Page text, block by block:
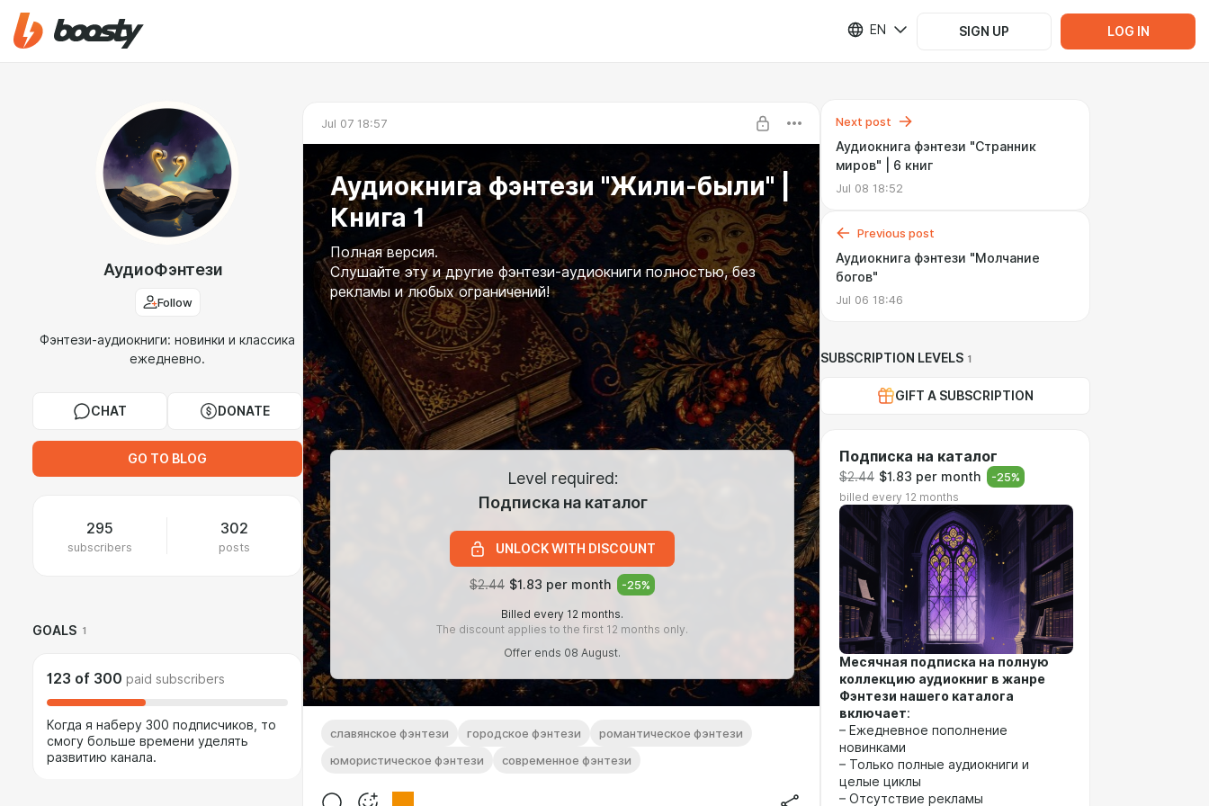
EN SIGN UP LOG IN
АудиоФэнтези
Follow
Фэнтези-аудиокниги: новинки и классика
ежедневно.
CHAT DONATE
GO TO BLOG
295
subscribers
302
posts
GOALS 1
123 of 300 paid subscribers
Когда я наберу 300 подписчиков, то
смогу больше времени уделять
развитию канала.
Jul 07 18:57
Аудиокнига фэнтези "Жили-были" |
Книга 1
Полная версия.
Слушайте эту и другие фэнтези-аудиокниги полностью, без
рекламы и любых ограничений!
Level required:
Подписка на каталог
UNLOCK WITH DISCOUNT
$2.44 $1.83 per month -25%
Billed every 12 months.
The discount applies to the first 12 months only.
Offer ends 08 August.
славянское фэнтези городское фэнтези
романтическое фэнтези
юмористическое фэнтези
современное фэнтези
Next post
Аудиокнига фэнтези "Странник
миров" | 6 книг
Jul 08 18:52
Previous post
Аудиокнига фэнтези "Молчание
богов"
Jul 06 18:46
SUBSCRIPTION LEVELS 1
GIFT A SUBSCRIPTION
Подписка на каталог
$2.44 $1.83 per month -25%
billed every 12 months
Месячная подписка на полную
коллекцию аудиокниг в жанре
Фэнтези нашего каталога
включает:
– Ежедневное пополнение
новинками
– Только полные аудиокниги и
целые циклы
– Отсутствие рекламы